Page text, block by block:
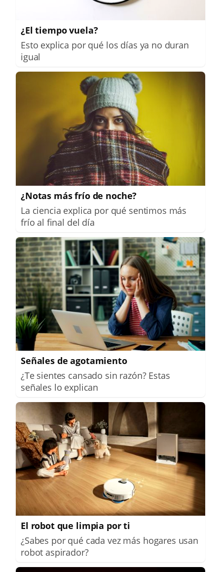
¿El tiempo vuela?
Esto explica por qué los días ya no duran
igual
¿Notas más frío de noche?
La ciencia explica por qué sentimos más
frío al final del día
Señales de agotamiento
¿Te sientes cansado sin razón? Estas
señales lo explican
El robot que limpia por ti
¿Sabes por qué cada vez más hogares usan
robot aspirador?